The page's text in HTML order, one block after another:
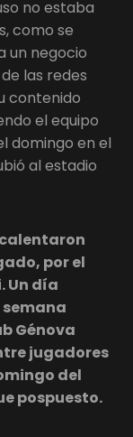
no estaba
como se
un negocio
las redes
contenido
el equipo
domingo en el
al estadio
calentaron
por el
Un día
semana
Génova
jugadores
del
pospuesto.